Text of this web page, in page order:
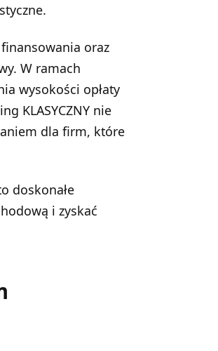
oraz
W ramach
wysokości opłaty
KLASYCZNY nie
dla firm, które
doskonałe
i zyskać